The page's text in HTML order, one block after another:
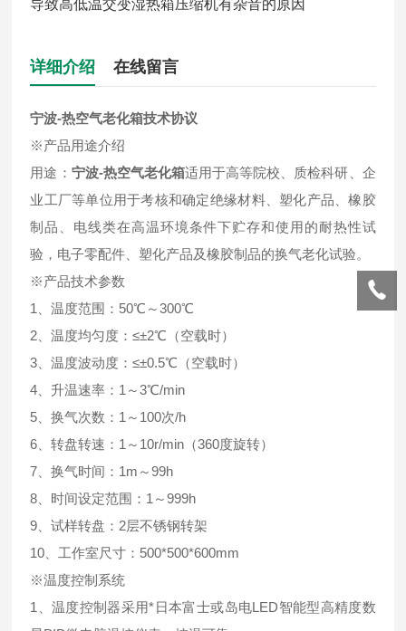
导致高低温交变湿热箱压缩机有杂音的原因
详细介绍 在线留言
宁波-热空气老化箱技术协议
※产品用途介绍
用途： 宁波-热空气老化箱适用于高等院校、质检科研、企
业工厂等单位用于考核和确定绝缘材料、塑化产品、橡胶
制品、电线类在高温环境条件下贮存和使用的耐热性试
验，电子零配件、塑化产品及橡胶制品的换气老化试验。
※产品技术参数
1、温度范围：50℃～300℃
2、温度均匀度：≤±2℃（空载时）
3、温度波动度：≤±0.5℃（空载时）
4、升温速率：1～3℃/min
5、换气次数：1～100次/h
6、转盘转速：1～10r/min（360度旋转）
7、换气时间：1m～99h
8、时间设定范围：1～999h
9、试样转盘：2层不锈钢转架
10、工作室尺寸：500*500*600mm
※温度控制系统
1、温度控制器采用*日本富士或岛电LED智能型高精度数